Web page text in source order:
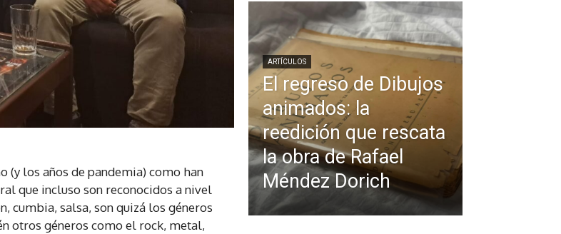
(y los años de pandemia) como han
que incluso son reconocidos a nivel
cumbia, salsa, son quizá los géneros
otros géneros como el rock, metal,
ARTÍCULOS
El regreso de Dibujos
animados: la
reedición que rescata
la obra de Rafael
Méndez Dorich